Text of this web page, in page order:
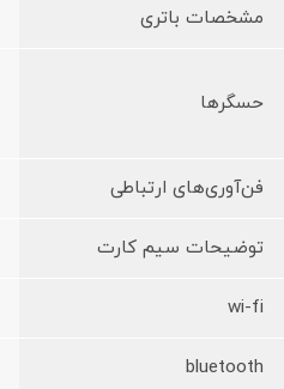
مشخصات باتری
حسگرها
فن‌آوری‌های ارتباطی
توضیحات سیم کارت
wi-fi
bluetooth